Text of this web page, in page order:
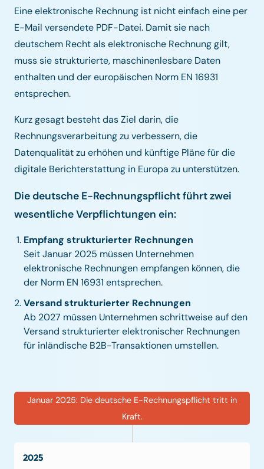
Eine elektronische Rechnung ist nicht einfach eine per
E-Mail versendete PDF-Datei. Damit sie nach
deutschem Recht als elektronische Rechnung gilt,
muss sie strukturierte, maschinenlesbare Daten
enthalten und der europäischen Norm EN 16931
entsprechen.
Kurz gesagt besteht das Ziel darin, die
Rechnungsverarbeitung zu verbessern, die
Datenqualität zu erhöhen und künftige Pläne für die
digitale Berichterstattung in Europa zu unterstützen.
Die deutsche E-Rechnungspflicht führt zwei
wesentliche Verpflichtungen ein:
Empfang strukturierter Rechnungen
Seit Januar 2025 müssen Unternehmen
elektronische Rechnungen empfangen können, die
der Norm EN 16931 entsprechen.
Versand strukturierter Rechnungen
Ab 2027 müssen Unternehmen schrittweise auf den
Versand strukturierter elektronischer Rechnungen
für inländische B2B-Transaktionen umstellen.
Januar 2025: Die deutsche E-Rechnungspflicht tritt in
Kraft.
2025